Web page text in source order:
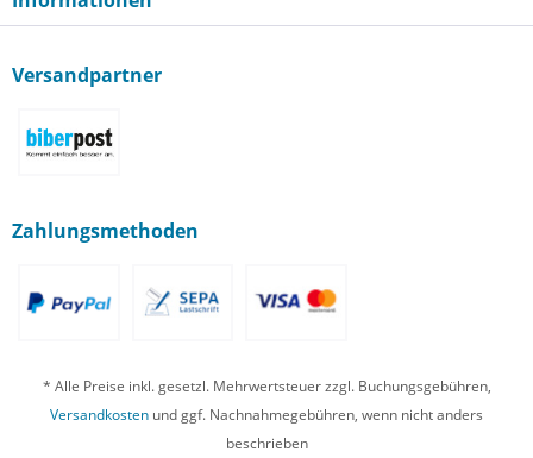
Versandpartner
Zahlungsmethoden
* Alle Preise inkl. gesetzl. Mehrwertsteuer zzgl. Buchungsgebühren,
Versandkosten und ggf. Nachnahmegebühren, wenn nicht anders
beschrieben